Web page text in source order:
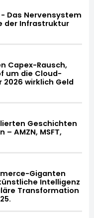
- Das Nervensystem
der Infrastruktur
Capex-Rausch,
um die Cloud-
wirklich Geld
Geschichten
AMZN, MSFT,
Giganten
Intelligenz
Transformation